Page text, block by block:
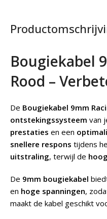
Bougiekabel
Rood –
De Bougiekabel 9mm
ontstekingssysteem van
prestaties en een
snellere respons tijdens
uitstraling, terwijl de
De 9mm bougiekabel
en hoge spanningen,
maakt de kabel geschikt